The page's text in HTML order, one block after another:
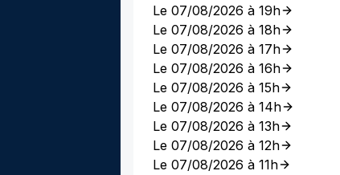
Le 07/08/2026 à 19h
Le 07/08/2026 à 18h
Le 07/08/2026 à 17h
Le 07/08/2026 à 16h
Le 07/08/2026 à 15h
Le 07/08/2026 à 14h
Le 07/08/2026 à 13h
Le 07/08/2026 à 12h
Le 07/08/2026 à 11h